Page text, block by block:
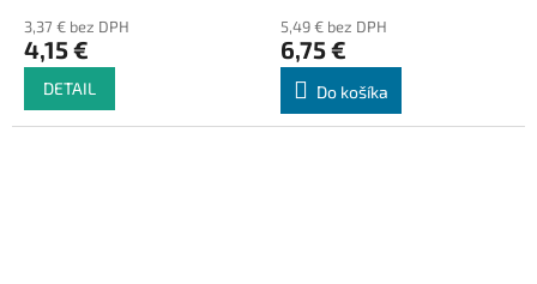
3,37 € bez DPH
4,15 €
DETAIL
5,49 € bez DPH
6,75 €
Do košíka